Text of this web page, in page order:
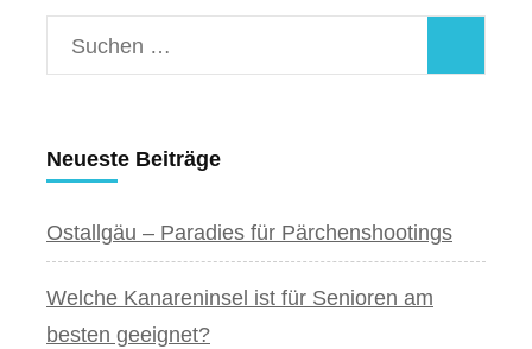
Suchen
nach:
Neueste Beiträge
Ostallgäu – Paradies für Pärchenshootings
Welche Kanareninsel ist für Senioren am
besten geeignet?